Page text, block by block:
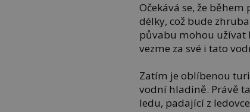
Očekává se, že
délky, což bude
půvabu mohou užívat
vezme za své i tato
Zatím je oblíbenou
vodní hladině. Právě
ledu, padající z